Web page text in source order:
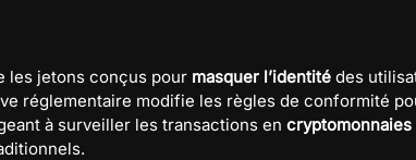
les jetons conçus pour masquer l’identité des
réglementaire modifie les règles de conformité
à surveiller les transactions en cryptomonnaies